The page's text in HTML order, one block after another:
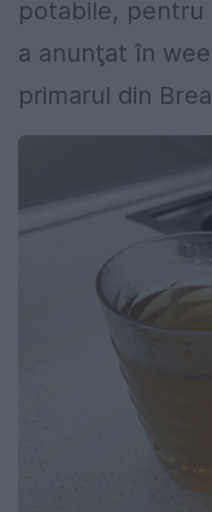
potabile, pentru
a anunţat în
primarul din